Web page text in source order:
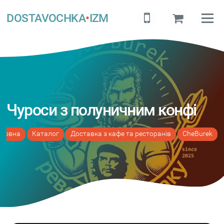
DOSTAVOCHKA•IZM
Чуроси з полуничним конфі
Каталог Доставка з кафе та ресторанів CheBurek